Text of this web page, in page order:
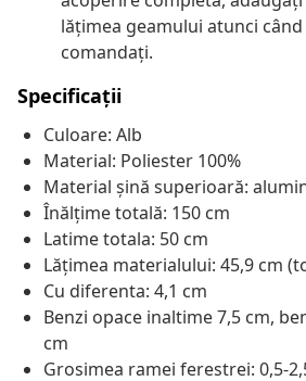
lățimea geamului atunci când
comandați.
Specificații
Culoare: Alb
Material: Poliester 100%
Material șină superioară:
Înălțime totală: 150 cm
Latime totala: 50 cm
Lățimea materialului: 45,9 cm
Cu diferenta: 4,1 cm
Benzi opace inaltime 7,5 cm,
cm
Grosimea ramei ferestrei: 0,5-